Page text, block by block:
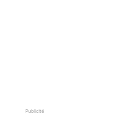
Publicité